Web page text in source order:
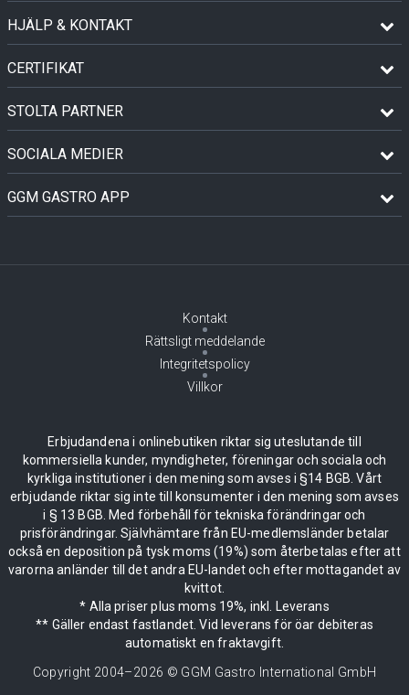
HJÄLP & KONTAKT
CERTIFIKAT
STOLTA PARTNER
SOCIALA MEDIER
GGM GASTRO APP
Kontakt
Rättsligt meddelande
Integritetspolicy
Villkor
Erbjudandena i onlinebutiken riktar sig uteslutande till
kommersiella kunder, myndigheter, föreningar och sociala och
kyrkliga institutioner i den mening som avses i §14 BGB. Vårt
erbjudande riktar sig inte till konsumenter i den mening som avses
i § 13 BGB. Med förbehåll för tekniska förändringar och
prisförändringar. Självhämtare från EU-medlemsländer betalar
också en deposition på tysk moms (19%) som återbetalas efter att
varorna anländer till det andra EU-landet och efter mottagandet av
kvittot.
* Alla priser plus moms 19%, inkl. Leverans
** Gäller endast fastlandet. Vid leverans för öar debiteras
automatiskt en fraktavgift.
Copyright 2004–2026 © GGM Gastro International GmbH